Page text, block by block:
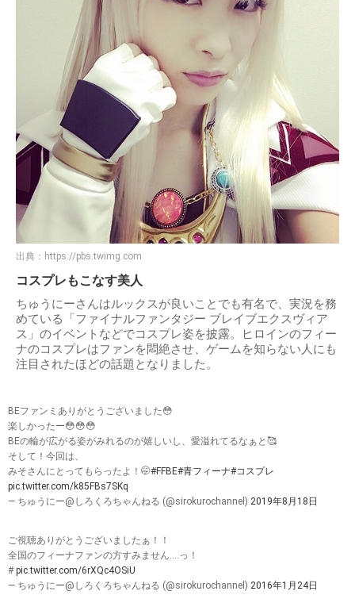
出典： https://pbs.twimg.com
コスプレもこなす美人
ちゅうにーさんはルックスが良いことでも有名で、実況を務
めている「ファイナルファンタジー ブレイブエクスヴィア
ス」のイベントなどでコスプレ姿を披露。ヒロインのフィー
ナのコスプレはファンを悶絶させ、ゲームを知らない人にも
注目されたほどの話題となりました。
BEファンミありがとうございました😳
楽しかったー😳😳😳
BEの輪が広がる姿がみれるのが嬉しいし、愛溢れてるなぁと🥰
そして！今回は、
みそさんにとってもらったよ！🤭#FFBE#青フィーナ#コスプレ
pic.twitter.com/k85FBs7SKq
— ちゅうにー@しろくろちゃんねる (@sirokurochannel) 2019年8月18日
ご視聴ありがとうございましたぁ！！
全国のフィーナファンの方すみません‥‥っ！
#pic.twitter.com/6rXQc4OSiU
— ちゅうにー@しろくろちゃんねる (@sirokurochannel) 2016年1月24日